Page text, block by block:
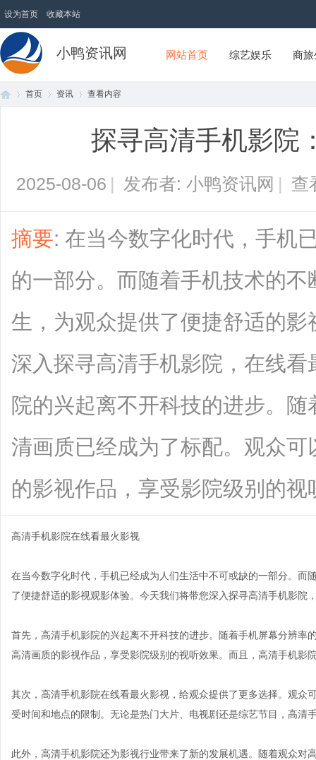
设为首页 收藏本站
小鸭资讯网 网站首页 综艺娱乐 商
首页 资讯 查看内容
探寻高清手机影院
2025-08-06 | 发布者: 小鸭资讯网 | 查
摘要: 在当今数字化时代，手机
的一部分。而随着手机技术的
生，为观众提供了便捷舒适的
深入探寻高清手机影院，在线
院的兴起离不开科技的进步。
清画质已经成为了标配。观众
的影视作品，享受影院级别的视
高清手机影院在线看最火影视
在当今数字化时代，手机已经成为人们生活中不可或缺的一部分。而
了便捷舒适的影视观影体验。今天我们将带您深入探寻高清手机影院
首先，高清手机影院的兴起离不开科技的进步。随着手机屏幕分辨率
高清画质的影视作品，享受影院级别的视听效果。而且，高清手机影
其次，高清手机影院在线看最火影视，给观众提供了更多选择。观众
受时间和地点的限制。无论是热门大片、电视剧还是综艺节目，高清
此外，高清手机影院还为影视行业带来了新的发展机遇。随着观众